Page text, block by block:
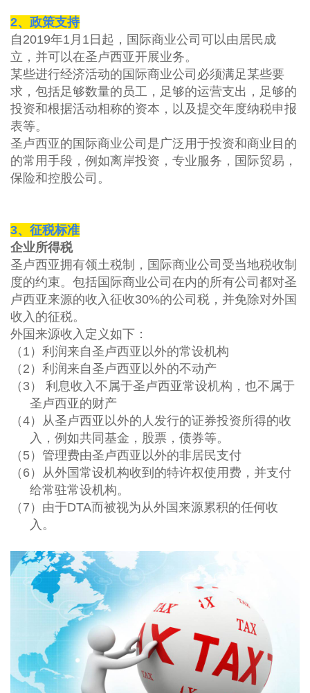
2、政策支持
自 2019年1 月 1 日起，国际商业公司可以由居民成
立，并可以在圣卢西亚开展业务。
某些进行经济活动的国际商业公司必须满足某些要
求，包括足够数量的员工，足够的运营支出，足够的
投资和根据活动相称的资本，以及提交年度纳税申报
表等。
圣卢西亚的国际商业公司是广泛用于投资和商业目的
的常用手段，例如离岸投资，专业服务，国际贸易，
保险和控股公司。
3、征税标准
企业所得税
圣卢西亚拥有领土税制，国际商业公司受当地税收制
度的约束。包括国际商业公司在内的所有公司都对圣
卢西亚来源的收入征收30%的公司税，并免除对外国
收入的征税。
外国来源收入定义如下：
（1）利润来自圣卢西亚以外的常设机构
（2） 利润来自圣卢西亚以外的不动产
（3）
利息收入不属于圣卢西亚常设机构，也不属于
圣卢西亚的财产
（4） 从圣卢西亚以外的人发行的证券投资所得的收
入，例如共同基金，股票，债券等。
（5） 管理费由圣卢西亚以外的非居民支付
（6） 从外国常设机构收到的特许权使用费，并支付
给常驻常设机构。
（7） 由于DTA而被视为从外国来源累积的任何收
入。